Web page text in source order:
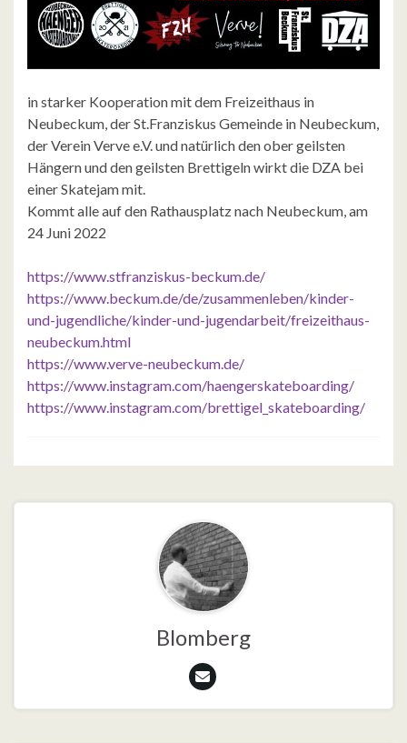
in starker Kooperation mit dem Freizeithaus in
Neubeckum, der St.Franziskus Gemeinde in Neubeckum,
der Verein Verve e.V. und natürlich den ober geilsten
Hängern und den geilsten Brettigeln wirkt die DZA bei
einer Skatejam mit.
Kommt alle auf den Rathausplatz nach Neubeckum, am
24 Juni 2022
https://www.stfranziskus-beckum.de/
https://www.beckum.de/de/zusammenleben/kinder-
und-jugendliche/kinder-und-jugendarbeit/freizeithaus-
neubeckum.html
https://www.verve-neubeckum.de/
https://www.instagram.com/haengerskateboarding/
https://www.instagram.com/brettigel_skateboarding/
Blomberg